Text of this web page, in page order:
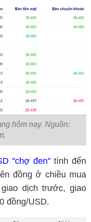
hôm nay. Nguồn:
''chợ đen''tính đến
đồng ở chiều mua
dịch trước, giao
đồng/USD.